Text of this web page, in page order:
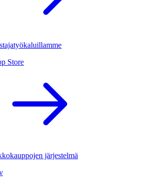
Store
järjestelmä